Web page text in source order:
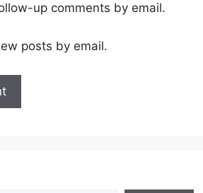
up comments by email.
posts by email.